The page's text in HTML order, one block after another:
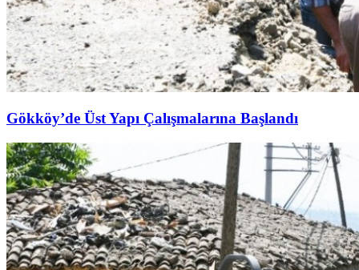
Gökköy’de Üst Yapı Çalışmalarına Başlandı